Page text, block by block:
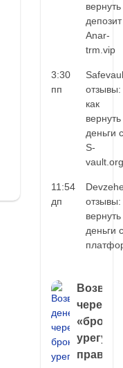
вернуть
Anar-
trm.vip
3:30
пп
отзывы:
как
вернуть
деньги с
S-
vault.org
11:54
дп
отзывы:
вернуть
деньги с
через
правда